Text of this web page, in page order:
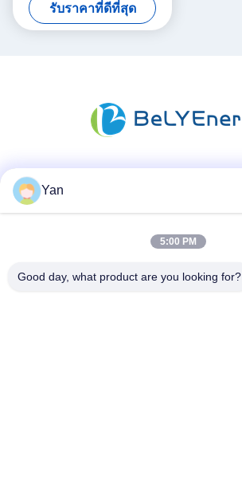
พลังงานแสงอาทิตย์
รับราคาที่ดีที่สุด
โทร:
Yan
5:00 PM
Good day, what product are you looking for?